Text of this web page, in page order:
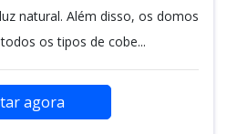
natural. Além disso, os domos
os tipos de cobe...
agora